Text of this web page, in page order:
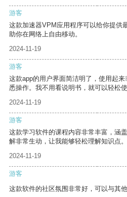
游客
这款加速器VPM应用程序可以给你提供
助你在网络上自由移动。
2024-11-19
游客
这款app的用户界面简洁明了，使用起
悉操作。我不用看说明书，就可以轻松使
2024-11-19
游客
这款学习软件的课程内容非常丰富，涵
解非常生动，让我能够轻松理解知识点。
2024-11-19
游客
这款软件的社区氛围非常好，可以与其